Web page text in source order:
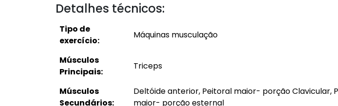
Detalhes técnicos:
Tipo de
exercício:
Máquinas musculação
Músculos
Principais:
Triceps
Músculos
Secundários:
Deltóide anterior, Peitoral maior- porção Clavicular,
maior- porção esternal